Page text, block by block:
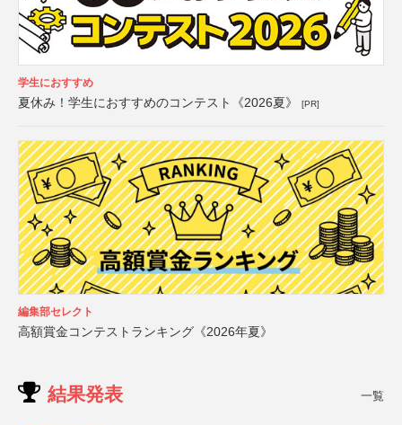
学生におすすめ
夏休み！学生におすすめのコンテスト《2026夏》 [PR]
編集部セレクト
高額賞金コンテストランキング《2026年夏》
結果発表 一覧